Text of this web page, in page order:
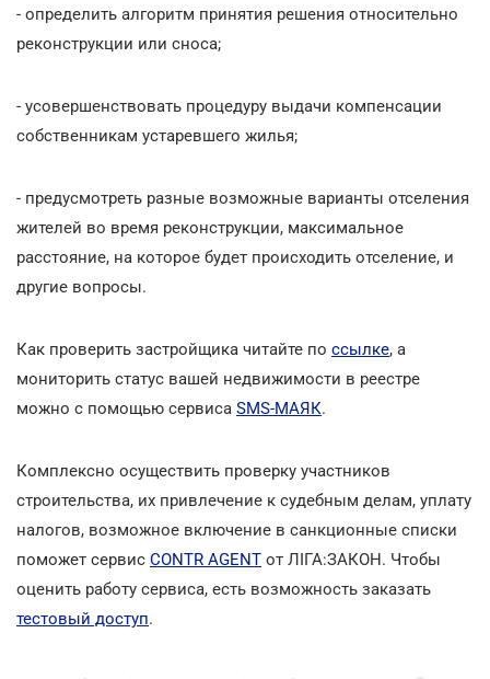
- определить алгоритм принятия решения относительно
реконструкции или сноса;
- усовершенствовать процедуру выдачи компенсации
собственникам устаревшего жилья;
- предусмотреть разные возможные варианты отселения
жителей во время реконструкции, максимальное
расстояние, на которое будет происходить отселение, и
другие вопросы.
Как проверить застройщика читайте по ссылке, а
мониторить статус вашей недвижимости в реестре
можно с помощью сервиса SMS-МАЯК.
Комплексно осуществить проверку участников
строительства, их привлечение к судебным делам, уплату
налогов, возможное включение в санкционные списки
поможет сервис CONTR AGENT от ЛІГА:ЗАКОН. Чтобы
оценить работу сервиса, есть возможность заказать
тестовый доступ.